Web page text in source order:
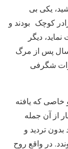
یکی بی
کوچک بودند و
دیگر
سال 1324 قمری، دو سال پس از مرگ
شگرفی
که یافته
از آن جمله
تردید و
در واقع روح